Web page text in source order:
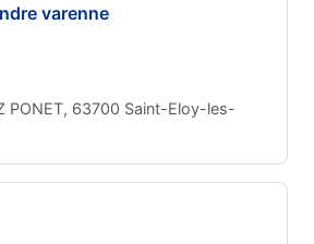
varenne
PONET, 63700 Saint-Eloy-les-